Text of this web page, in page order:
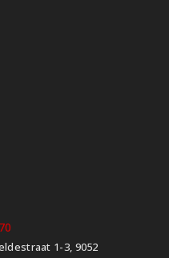
1-3, 9052